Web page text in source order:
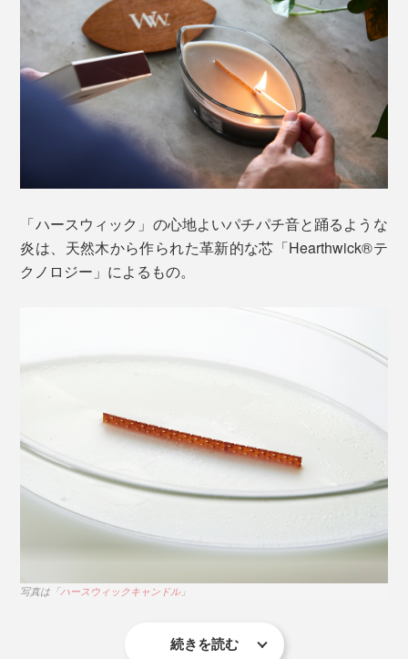
MONOCOで大人気の『 WoodWick』から、暖炉
（Hearth）でゆらめく炎の心地よさを再現した、幅7cm
の木製芯キャンドルです。
マッチやライターで片側から火を点けると、木がはぜる
ような燃焼音とともに、炎と香りがじわじわと広がりま
音が出ます
表情豊かに踊る炎をぼんやりと見つめるうちに、身も心
もゆるゆると解けてく。キャンドルとは思えない、なん
とも気持ちいい安らぎの時間です。
ゆらぐ炎を肴に、晩酌を楽しむ夜のひととき。「トリロ
「ハースウィック」の心地よいパチパチ音と踊るような
炎は、天然木から作られた革新的な芯「Hearthwick®テ
クノロジー」によるもの。
写真は「ハースウィックキャンドル」
続きを読む